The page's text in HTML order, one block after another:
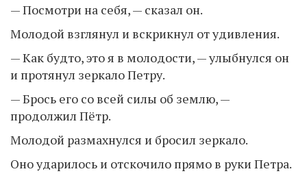
— Посмотри на себя, — сказал он.
Молодой взглянул и вскрикнул от удивления.
— Как будто, это я в молодости, — улыбнулся он
и протянул зеркало Петру.
— Брось его со всей силы об землю, —
продолжил Пётр.
Молодой размахнулся и бросил зеркало.
Оно ударилось и отскочило прямо в руки Петра.